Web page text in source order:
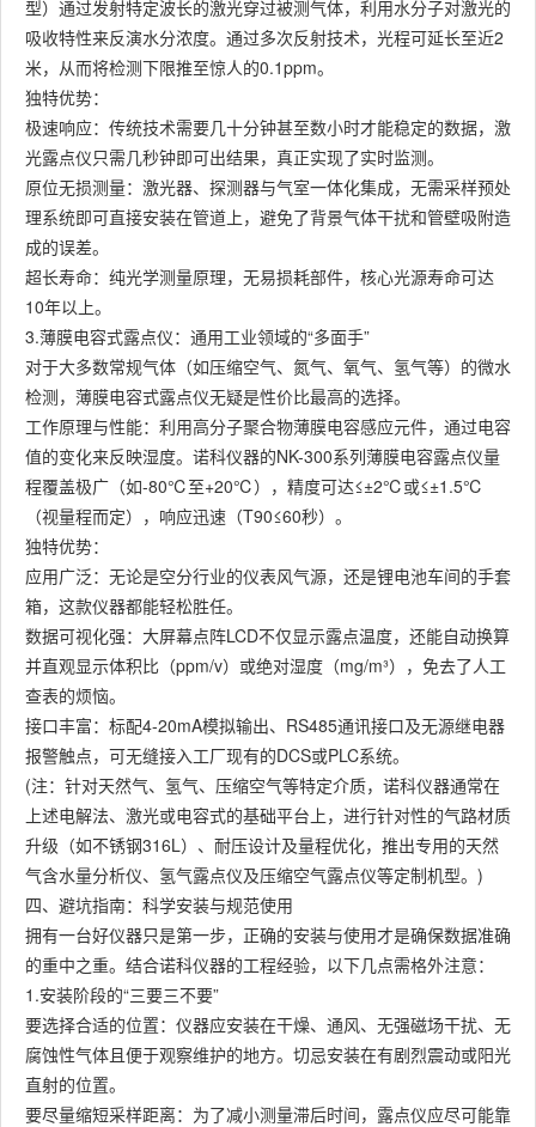
型）通过发射特定波长的激光穿过被测气体，利用水分子对激光的
吸收特性来反演水分浓度。通过多次反射技术，光程可延长至近2
米，从而将检测下限推至惊人的0.1ppm。
独特优势：
极速响应：传统技术需要几十分钟甚至数小时才能稳定的数据，激
光露点仪只需几秒钟即可出结果，真正实现了实时监测。
原位无损测量：激光器、探测器与气室一体化集成，无需采样预处
理系统即可直接安装在管道上，避免了背景气体干扰和管壁吸附造
成的误差。
超长寿命：纯光学测量原理，无易损耗部件，核心光源寿命可达
10年以上。
3.薄膜电容式露点仪：通用工业领域的“多面手”
对于大多数常规气体（如压缩空气、氮气、氧气、氢气等）的微水
检测，薄膜电容式露点仪无疑是性价比最高的选择。
工作原理与性能：利用高分子聚合物薄膜电容感应元件，通过电容
值的变化来反映湿度。诺科仪器的NK-300系列薄膜电容露点仪量
程覆盖极广（如-80℃至+20℃），精度可达≤±2℃或≤±1.5℃
（视量程而定），响应迅速（T90≤60秒）。
独特优势：
应用广泛：无论是空分行业的仪表风气源，还是锂电池车间的手套
箱，这款仪器都能轻松胜任。
数据可视化强：大屏幕点阵LCD不仅显示露点温度，还能自动换算
并直观显示体积比（ppm/v）或绝对湿度（mg/m³），免去了人工
查表的烦恼。
接口丰富：标配4-20mA模拟输出、RS485通讯接口及无源继电器
报警触点，可无缝接入工厂现有的DCS或PLC系统。
(注：针对天然气、氢气、压缩空气等特定介质，诺科仪器通常在
上述电解法、激光或电容式的基础平台上，进行针对性的气路材质
升级（如不锈钢316L）、耐压设计及量程优化，推出专用的天然
气含水量分析仪、氢气露点仪及压缩空气露点仪等定制机型。)
四、避坑指南：科学安装与规范使用
拥有一台好仪器只是第一步，正确的安装与使用才是确保数据准确
的重中之重。结合诺科仪器的工程经验，以下几点需格外注意：
1.安装阶段的“三要三不要”
要选择合适的位置：仪器应安装在干燥、通风、无强磁场干扰、无
腐蚀性气体且便于观察维护的地方。切忌安装在有剧烈震动或阳光
直射的位置。
要尽量缩短采样距离：为了减小测量滞后时间，露点仪应尽可能靠